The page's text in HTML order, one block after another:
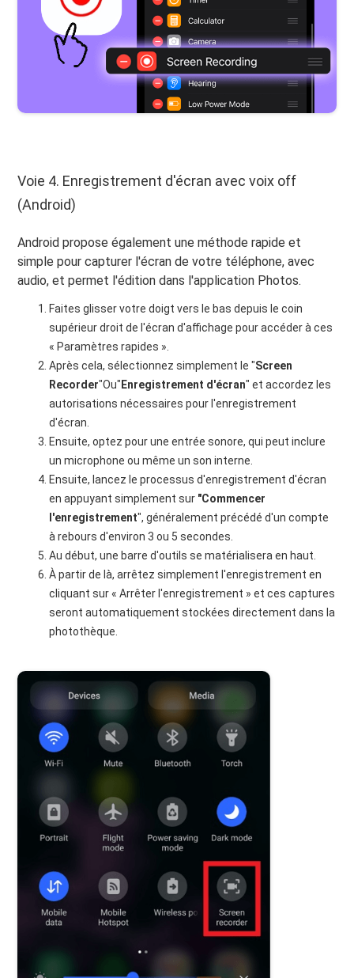
Voie 4. Enregistrement d'écran avec voix off
(Android)
Android propose également une méthode rapide et
simple pour capturer l'écran de votre téléphone, avec
audio, et permet l'édition dans l'application Photos.
Faites glisser votre doigt vers le bas depuis le coin
supérieur droit de l'écran d'affichage pour accéder à ces
« Paramètres rapides ».
Après cela, sélectionnez simplement le "Screen
Recorder"Ou" Enregistrement d'écran" et accordez les
autorisations nécessaires pour l'enregistrement
d'écran.
Ensuite, optez pour une entrée sonore, qui peut inclure
un microphone ou même un son interne.
Ensuite, lancez le processus d'enregistrement d'écran
en appuyant simplement sur "Commencer
l'enregistrement", généralement précédé d'un compte
à rebours d'environ 3 ou 5 secondes.
Au début, une barre d'outils se matérialisera en haut.
À partir de là, arrêtez simplement l'enregistrement en
cliquant sur « Arrêter l'enregistrement » et ces captures
seront automatiquement stockées directement dans la
photothèque.